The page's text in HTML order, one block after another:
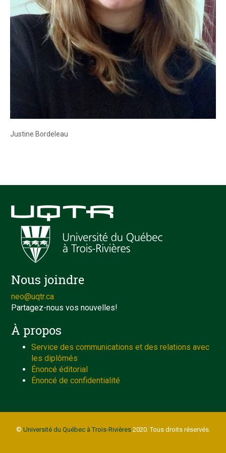
Justine Bordeleau
Nous joindre
neo@uqtr.ca
Partagez-nous vos nouvelles!
À propos
Service des communications et des relations avec
les diplômés
Énoncé éditorial
Énoncé de confidentialité
© Université du Québec à Trois-Rivières2020. Tous droits réservés.